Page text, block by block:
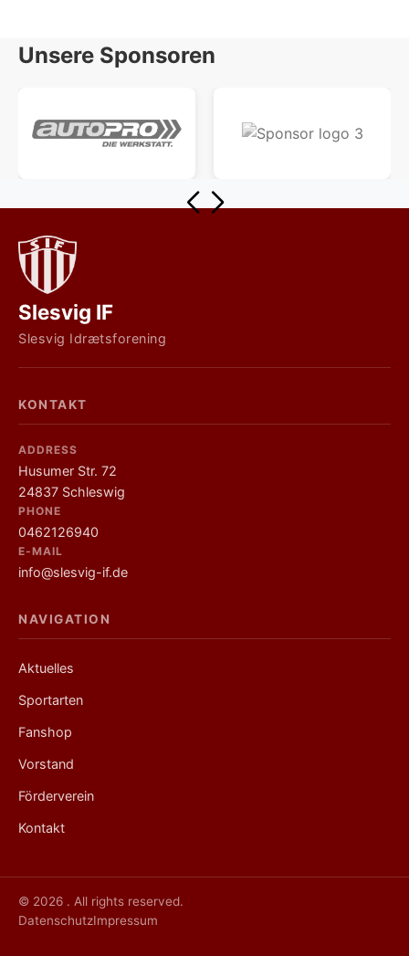
Unsere Sponsoren
Slesvig IF
Slesvig Idrætsforening
KONTAKT
ADDRESS
Husumer Str. 72
24837 Schleswig
PHONE
0462126940
E-MAIL
info@slesvig-if.de
NAVIGATION
Links
Aktuelles
Sportarten
Fanshop
Vorstand
Förderverein
Kontakt
© 2026 . All rights reserved.
DatenschutzImpressum